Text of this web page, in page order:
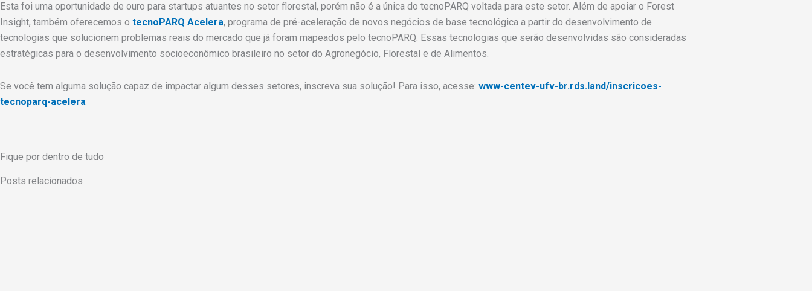
Esta foi uma oportunidade de ouro para startups atuantes no setor florestal, porém não é a única do tecnoPARQ voltada para este setor. Além de apoiar o Forest
Insight, também oferecemos o tecnoPARQ Acelera, programa de pré-aceleração de novos negócios de base tecnológica a partir do desenvolvimento de
tecnologias que solucionem problemas reais do mercado que já foram mapeados pelo tecnoPARQ. Essas tecnologias que serão desenvolvidas são consideradas
estratégicas para o desenvolvimento socioeconômico brasileiro no setor do Agronegócio, Florestal e de Alimentos.
Se você tem alguma solução capaz de impactar algum desses setores, inscreva sua solução! Para isso, acesse: www-centev-ufv-br.rds.land/inscricoes-
tecnoparq-acelera
Fique por dentro de tudo
Posts relacionados